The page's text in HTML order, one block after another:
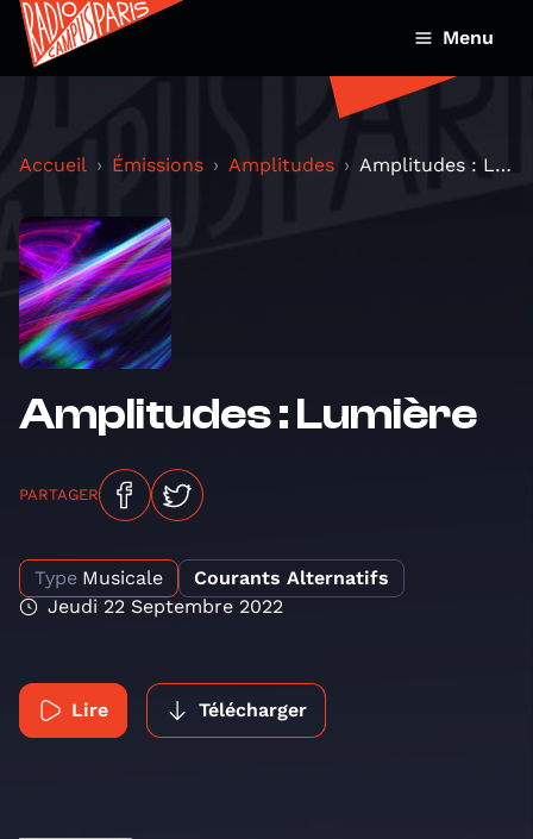
Menu
Accueil Émissions Amplitudes Amplitudes : Lumière
Amplitudes : Lumière
PARTAGER
Type Musicale
Courants Alternatifs
Jeudi 22 Septembre 2022
Lire Télécharger